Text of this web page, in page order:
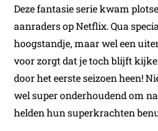
Deze fantasie serie kwam
aanraders op Netflix. Qua
hoogstandje, maar wel een
voor zorgt dat je toch blijft
door het eerste seizoen heen!
wel super onderhoudend om
helden hun superkrachten